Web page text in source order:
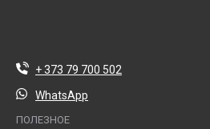
+ 373 79 700 502
WhatsApp
ПОЛЕЗНОЕ